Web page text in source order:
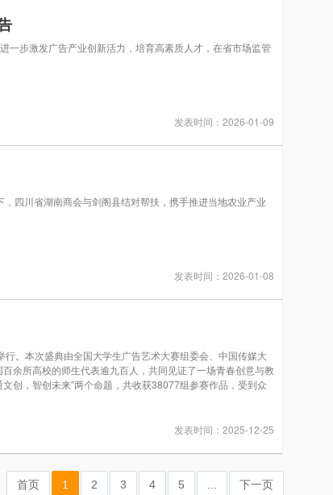
步激发广告产业创新活力，培育高素质人才，在省市场监管
发表时间：2026-01-09
四川省湖南商会与剑阁县结对帮扶，携手推进当地农业产业
发表时间：2026-01-08
。本次盛典由全国大学生广告艺术大赛组委会、中国传媒大
余所高校的师生代表逾九百人，共同见证了一场青春创意与教
创，智创未来”两个命题，共收获38077组参赛作品，受到众
发表时间：2025-12-25
首页 1 2 3 4 5 下一页